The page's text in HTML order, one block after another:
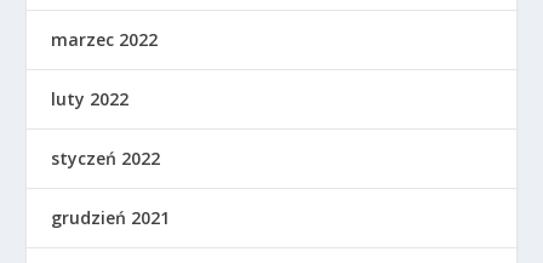
marzec 2022
luty 2022
styczeń 2022
grudzień 2021